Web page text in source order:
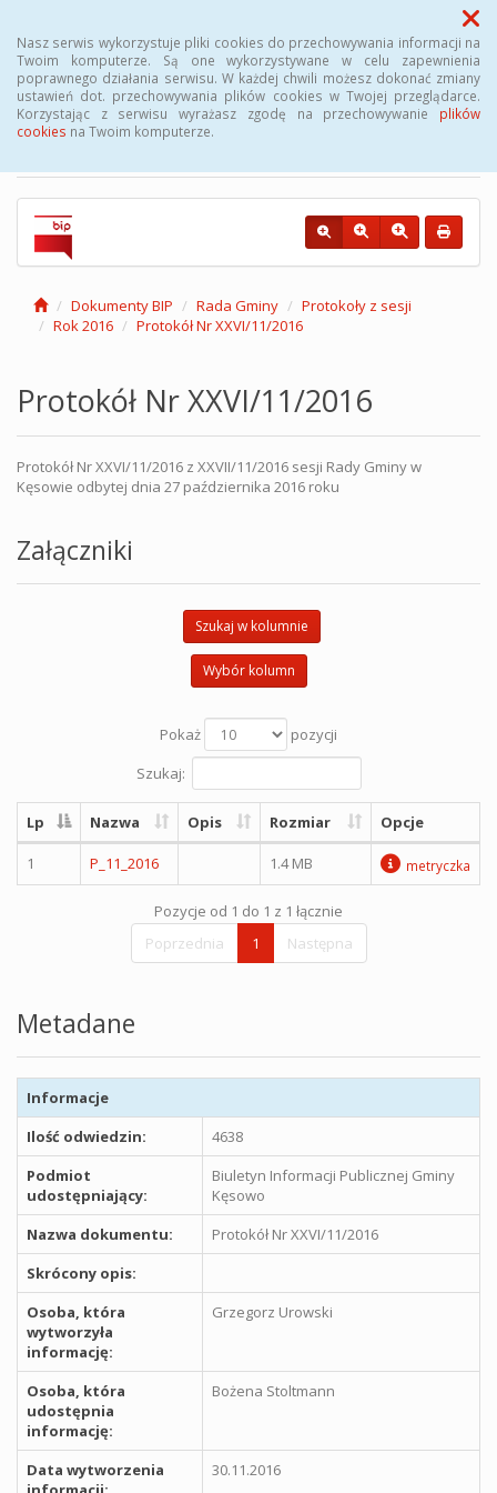
Nasz serwis wykorzystuje pliki cookies do przechowywania informacji na
Twoim komputerze. Są one wykorzystywane w celu zapewnienia
poprawnego działania serwisu. W każdej chwili możesz dokonać zmiany
ustawień dot. przechowywania plików cookies w Twojej przeglądarce.
Korzystając z serwisu wyrażasz zgodę na przechowywanie plików
cookies na Twoim komputerze.
Menu
Biuletyn Informacji
Publicznej Gminy Kęsowo
Dokumenty BIP Rada Gminy
Protokoły z sesji
Rok 2016
Protokół Nr XXVI/11/2016
Protokół Nr XXVI/11/2016
Protokół Nr XXVI/11/2016 z XXVII/11/2016 sesji Rady Gminy w
Kęsowie odbytej dnia 27 października 2016 roku
Załączniki
Szukaj w kolumnie
Wybór kolumn
Pokaż
pozycji
Szukaj:
Lp Nazwa Opis Rozmiar Opcje
1 P_11_2016 1.4 MB metryczka
Pozycje od 1 do 1 z 1 łącznie
Poprzednia
1 Następna
Metadane
Informacje
Ilość odwiedzin:
4638
Podmiot
udostępniający:
Biuletyn Informacji Publicznej Gminy
Kęsowo
Nazwa dokumentu:
Protokół Nr XXVI/11/2016
Skrócony opis:
Osoba, która
wytworzyła
informację:
Grzegorz Urowski
Osoba, która
udostępnia
informację:
Bożena Stoltmann
Data wytworzenia
30.11.2016